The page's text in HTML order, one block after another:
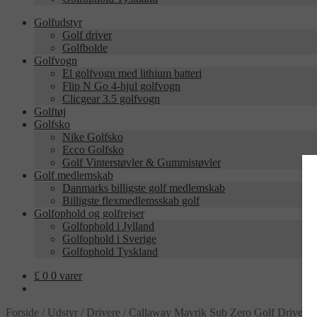
Golfudstyr
Golf driver
Golfbolde
Golfvogn
El golfvogn med lithium batteri
Flip N Go 4-hjul golfvogn
Clicgear 3.5 golfvogn
Golftøj
Golfsko
Nike Golfsko
Ecco Golfsko
Golf Vinterstøvler & Gummistøvler
Golf medlemskab
Danmarks billigste golf medlemskab
Billigste flexmedlemsskab golf
Golfophold og golfrejser
Golfophold i Jylland
Golfophold i Sverige
Golfophold Tyskland
£ 0 0 varer
Forside / Udstyr / Drivere / Callaway Mavrik Sub Zero Golf Driver –